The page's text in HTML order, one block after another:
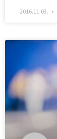
2016.11.03.